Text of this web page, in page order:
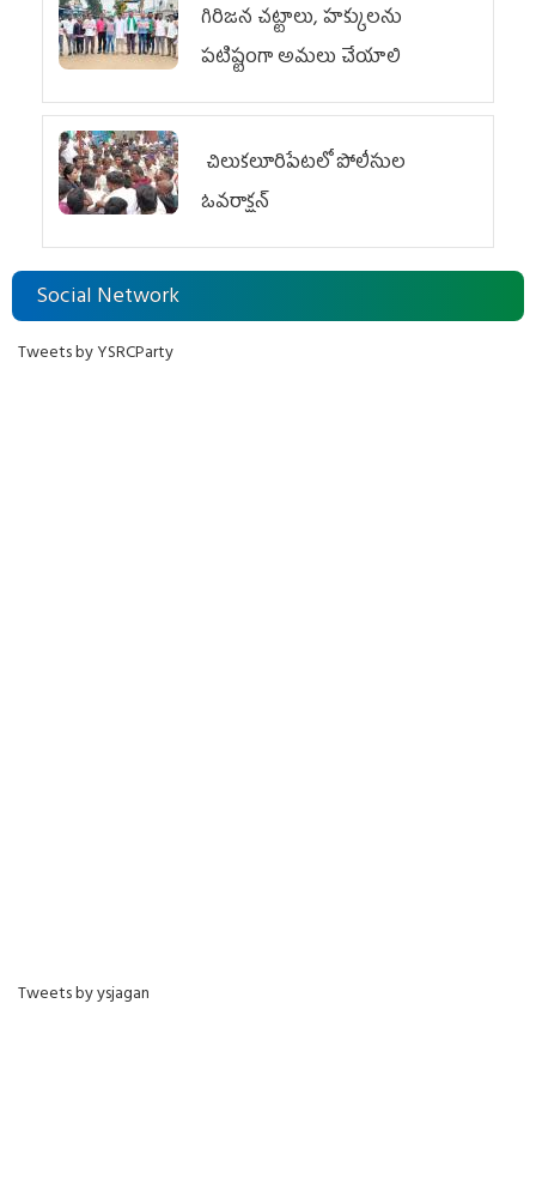
గిరిజన చట్టాలు, హక్కులను
పటిష్టంగా అమలు చేయాలి
చిలుక‌లూరిపేట‌లో పోలీసుల
ఓవ‌రాక్ష‌న్‌
Social Network
Tweets by YSRCParty
Tweets by ysjagan